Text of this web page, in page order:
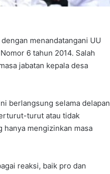
menandatangani UU
6 tahun 2014. Salah
jabatan kepala desa
berlangsung selama delapan
turut atau tidak
mengizinkan masa
reaksi, baik pro dan